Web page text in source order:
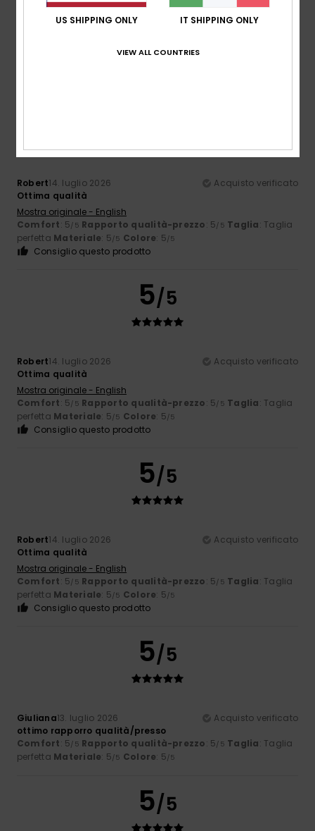
ANTONIO14. luglio 2026
Acquisto verificato
Buona vestibilità e ottimo cotone
Robert14. luglio 2026
Acquisto verificato
Ottima qualità
Mostra originale - English
Comfort: 5/5 Rapporto qualità-prezzo: 5/5 Taglia: Taglia
perfetta Materiale: 5/5 Colore: 5/5
Consiglio questo prodotto
5/5
Robert14. luglio 2026
Acquisto verificato
Ottima qualità
Mostra originale - English
Comfort: 5/5 Rapporto qualità-prezzo: 5/5 Taglia: Taglia
perfetta Materiale: 5/5 Colore: 5/5
Consiglio questo prodotto
5/5
Robert14. luglio 2026
Acquisto verificato
Ottima qualità
Mostra originale - English
Comfort: 5/5 Rapporto qualità-prezzo: 5/5 Taglia: Taglia
perfetta Materiale: 5/5 Colore: 5/5
Consiglio questo prodotto
5/5
Giuliana13. luglio 2026
Acquisto verificato
ottimo rapporro qualità/presso
Comfort: 5/5 Rapporto qualità-prezzo: 5/5 Taglia: Taglia
perfetta Materiale: 5/5 Colore: 5/5
5/5
US SHIPPING ONLY IT SHIPPING ONLY
VIEW ALL COUNTRIES